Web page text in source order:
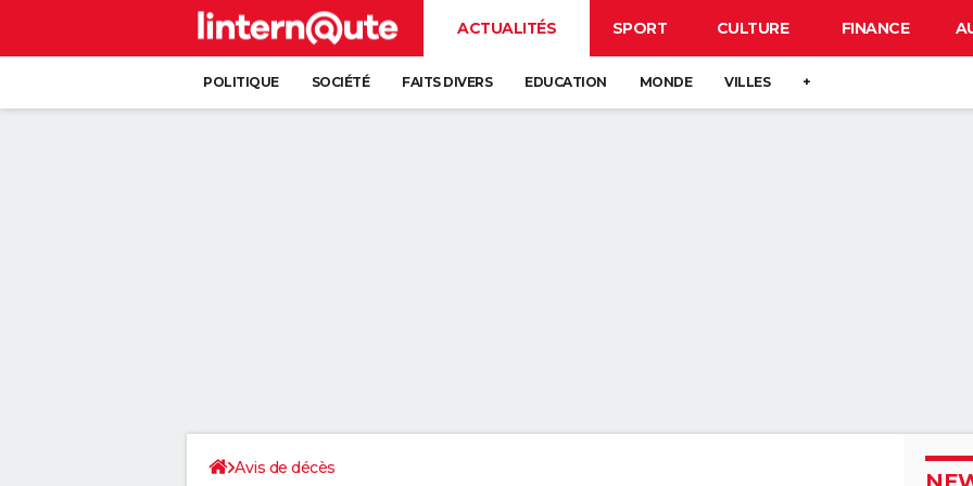
ACTUALITÉS SPORT CULTURE FINANCE
POLITIQUE SOCIÉTÉ FAITS DIVERS EDUCATION MONDE VILLES +
Avis de décès